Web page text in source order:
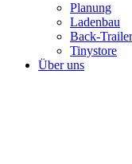
Planung
Ladenbau
Back-Trailer
Tinystore
Über uns